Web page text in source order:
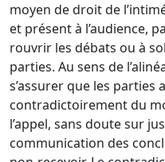
moyen de droit de
et présent à l’audience,
rouvrir les débats ou à
parties. Au sens de
s’assurer que les parties
contradictoirement du
l’appel, sans doute sur
communication des